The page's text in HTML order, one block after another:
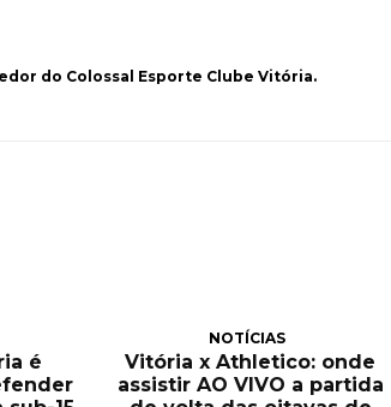
do Colossal Esporte Clube Vitória.
é
NOTÍCIAS
Vitória x Athletico: onde
assistir AO VIVO a partida